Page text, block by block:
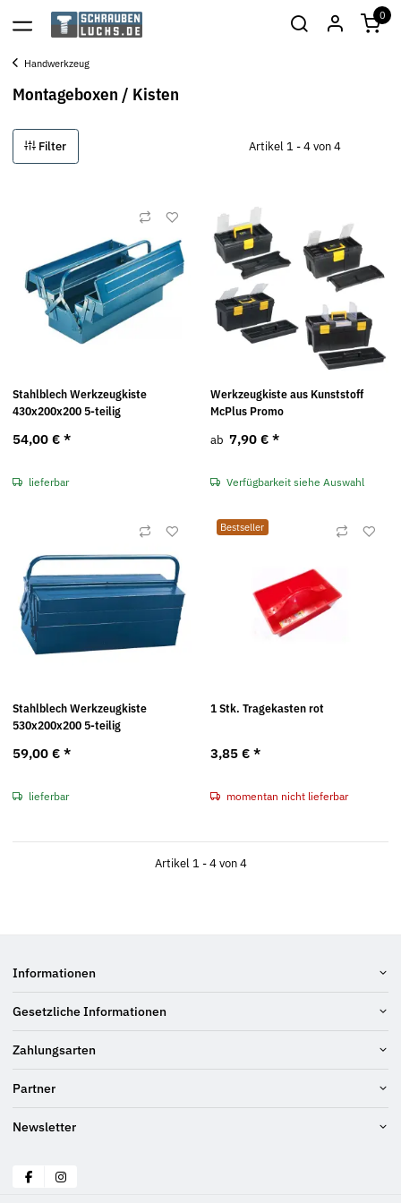
0
Handwerkzeug
Montageboxen / Kisten
Filter Artikel 1 - 4 von 4
Stahlblech Werkzeugkiste
430x200x200 5-teilig
54,00 € *
lieferbar
Werkzeugkiste aus Kunststoff
McPlus Promo
ab 7,90 € *
Verfügbarkeit siehe Auswahl
Stahlblech Werkzeugkiste
530x200x200 5-teilig
59,00 € *
lieferbar
Bestseller
1 Stk. Tragekasten rot
3,85 € *
momentan nicht lieferbar
Artikel 1 - 4 von 4
Informationen
Gesetzliche Informationen
Zahlungsarten
Partner
Newsletter